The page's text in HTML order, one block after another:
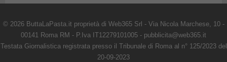
© 2026 ButtaLaPasta.it proprietà di Web365 Srl - Via Nicola Marchese, 10 -
00141 Roma RM - P.Iva IT12279101005 - pubblicita@web365.it
Testata Giornalistica registrata presso il Tribunale di Roma al n° 125/2023 del
20-09-2023